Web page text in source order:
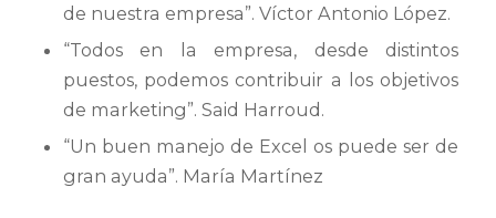
de nuestra empresa”. Víctor Antonio López.
“Todos en la empresa, desde distintos
puestos, podemos contribuir a los objetivos
de marketing”. Said Harroud.
“Un buen manejo de Excel os puede ser de
gran ayuda”. María Martínez